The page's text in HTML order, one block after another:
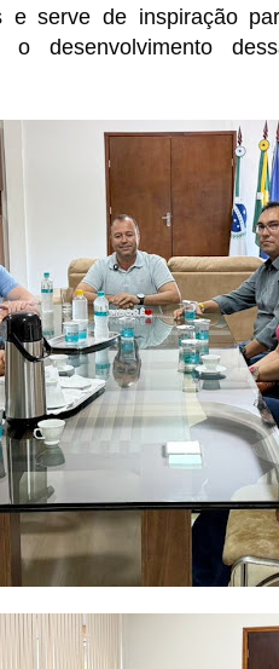
e serve de inspiração
o desenvolvimento